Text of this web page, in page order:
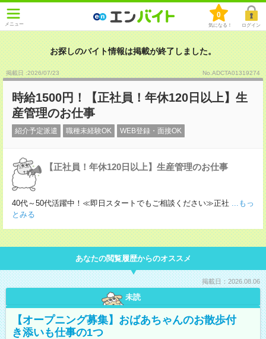
メニュー
0
気になる！ ログイン
お探しのバイト情報は掲載が終了しました。
掲載日 :2026/07/23 No.ADCTA01319274
時給1500円！【正社員！年休120日以上】生
産管理のお仕事
紹介予定派遣 職種未経験OK WEB登録・面接OK
【正社員！年休120日以上】生産管理のお仕事
40代～50代活躍中！≪即日スタートでもご相談ください≫正社 ...もっ
とみる
あなたの閲覧履歴からのオススメ
掲載日：2026.08.06
未読
【オープニング募集】おばあちゃんのお散歩付
き添いも仕事の1つ